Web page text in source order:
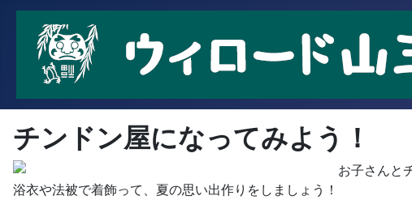
チンドン屋になってみよう！
お子さんと
浴衣や法被で着飾って、夏の思い出作りをしましょう！